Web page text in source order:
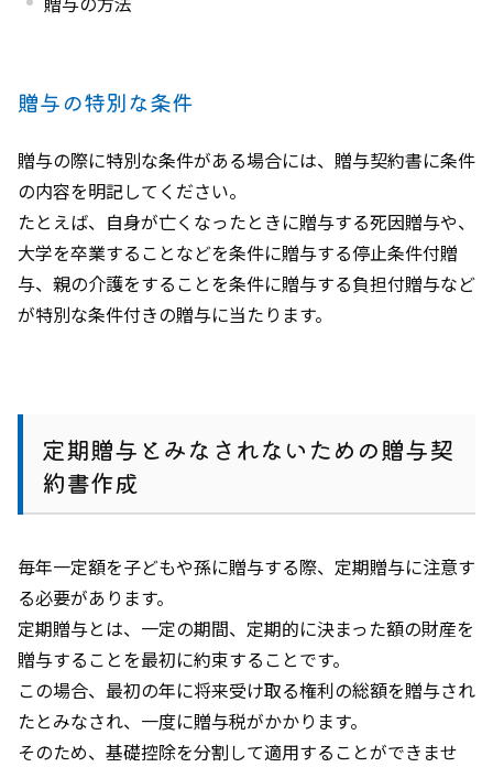
贈与の特別な条件
贈与の際に特別な条件がある場合には、贈与契約書に条件
の内容を明記してください。
たとえば、自身が亡くなったときに贈与する死因贈与や、
大学を卒業することなどを条件に贈与する停止条件付贈
与、親の介護をすることを条件に贈与する負担付贈与など
が特別な条件付きの贈与に当たります。
定期贈与とみなされないための贈与契
約書作成
毎年一定額を子どもや孫に贈与する際、定期贈与に注意す
る必要があります。
定期贈与とは、一定の期間、定期的に決まった額の財産を
贈与することを最初に約束することです。
この場合、最初の年に将来受け取る権利の総額を贈与され
たとみなされ、一度に贈与税がかかります。
そのため、基礎控除を分割して適用することができませ